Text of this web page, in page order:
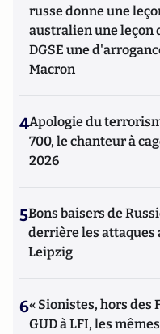
russe donne une
australien une leçon
DGSE une
Macron
4Apologie du
700, le chanteur à
2026
5Bons baisers de
derrière les attaques
Leipzig
6« Sionistes, hors des
GUD à LFI, les